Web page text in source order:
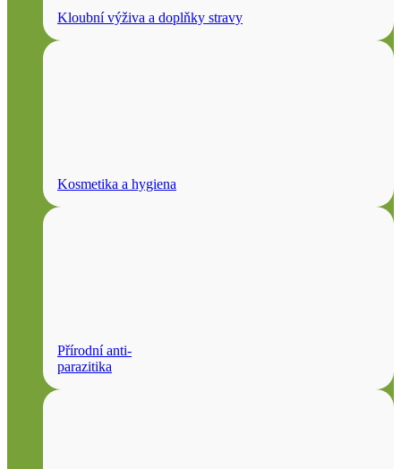
Kloubní výživa a doplňky stravy
Kosmetika a hygiena
Přírodní anti-
parazitika